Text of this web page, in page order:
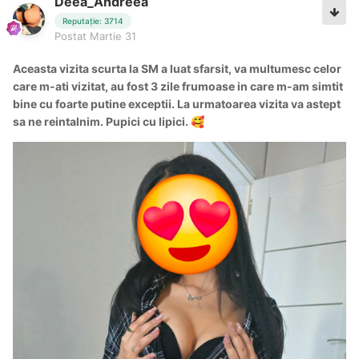
Reputație: 3714
Postat Martie 31
Aceasta vizita scurta la SM a luat sfarsit, va multumesc celor
care m-ati vizitat, au fost 3 zile frumoase in care m-am simtit
bine cu foarte putine exceptii. La urmatoarea vizita va astept
sa ne reintalnim. Pupici cu lipici. 🥰